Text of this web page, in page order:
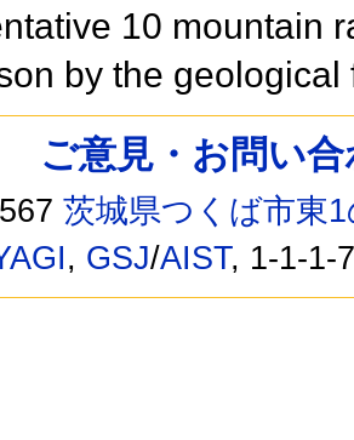
10 mountain
by the
ご意見・お問い
茨城県つくば市東
, GSJ/AIST, 1-1-1-